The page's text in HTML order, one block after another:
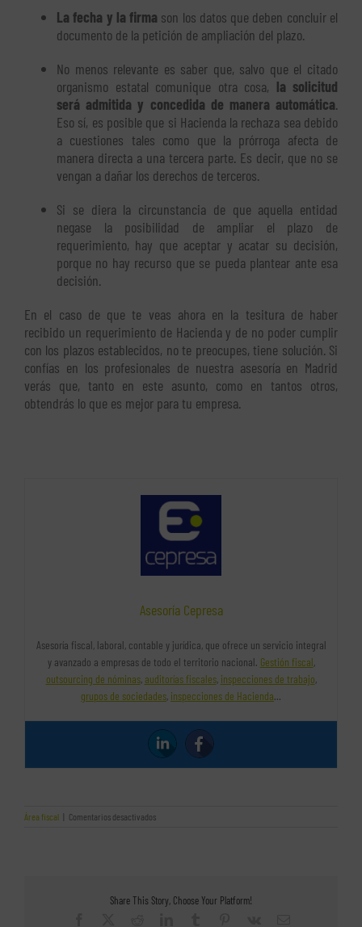
La fecha y la firma son los datos que deben concluir el
documento de la petición de ampliación del plazo.
No menos relevante es saber que, salvo que el citado
organismo estatal comunique otra cosa, la solicitud
será admitida y concedida de manera automática.
Eso sí, es posible que si Hacienda la rechaza sea debido
a cuestiones tales como que la prórroga afecta de
manera directa a una tercera parte. Es decir, que no se
vengan a dañar los derechos de terceros.
Si se diera la circunstancia de que aquella entidad
negase la posibilidad de ampliar el plazo de
requerimiento, hay que aceptar y acatar su decisión,
porque no hay recurso que se pueda plantear ante esa
decisión.
En el caso de que te veas ahora en la tesitura de haber
recibido un requerimiento de Hacienda y de no poder cumplir
con los plazos establecidos, no te preocupes, tiene solución. Si
confías en los profesionales de nuestra asesoría en Madrid
verás que, tanto en este asunto, como en tantos otros,
obtendrás lo que es mejor para tu empresa.
Asesoría Cepresa
Asesoría fiscal, laboral, contable y jurídica, que ofrece un servicio integral
y avanzado a empresas de todo el territorio nacional. Gestión fiscal,
outsourcing de nóminas,auditorías fiscales, inspecciones de trabajo,
grupos de sociedades, inspecciones de Hacienda…
Área fiscal | Comentarios desactivadosen
requerimiento?
Share This Story, Choose Your Platform!